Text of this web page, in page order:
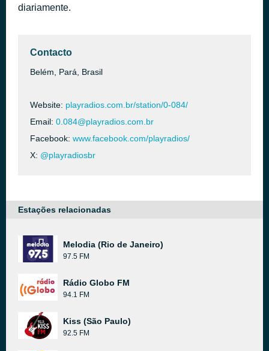
diariamente.
Contacto
Belém, Pará, Brasil
Website: playradios.com.br/station/0-084/
Email: 0.084@playradios.com.br
Facebook: www.facebook.com/playradios/
X: @playradiosbr
Estações relacionadas
Melodia (Rio de Janeiro)
97.5 FM
Rádio Globo FM
94.1 FM
Kiss (São Paulo)
92.5 FM